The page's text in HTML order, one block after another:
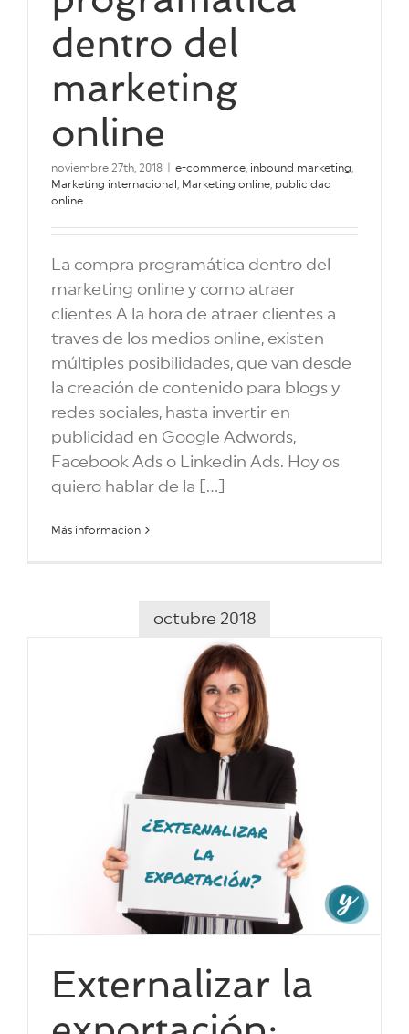
dentro del
marketing
online
noviembre 27th, 2018 e-commerce, inbound marketing,
Marketing internacional , Marketing online, publicidad
online
La compra programática dentro del
marketing online y como atraer
clientes A la hora de atraer clientes a
traves de los medios online, existen
múltiples posibilidades, que van desde
la creación de contenido para blogs y
redes sociales, hasta invertir en
publicidad en Google Adwords,
Facebook Ads o Linkedin Ads. Hoy os
quiero hablar de la [...]
Más información
octubre 2018
Externalizar la